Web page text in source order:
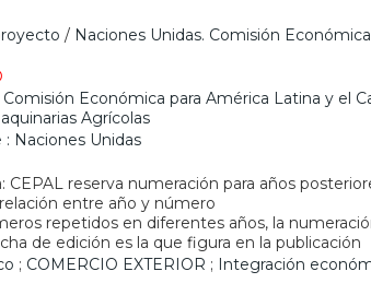
/ Naciones Unidas. Comisión
Económica para América Latina y el
Agrícolas
Naciones Unidas
CEPAL reserva numeración para años
entre año y número
repetidos en diferentes años, la
de edición es la que figura en la publicación
; COMERCIO EXTERIOR ; Integración